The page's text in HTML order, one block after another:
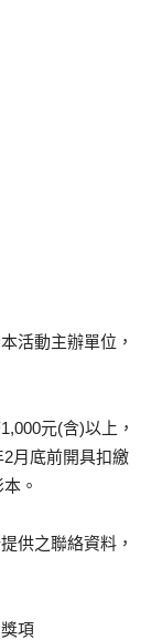
活動主辦單位，
元(含)以上，
月底前開具扣繳
。
供之聯絡資料，
項